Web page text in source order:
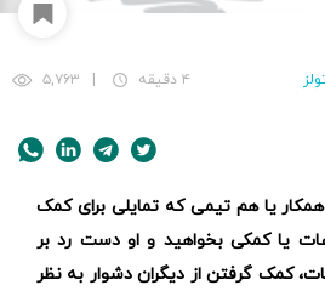
۴ دقیقه ۵,۷۶۳
یا هم تیمی که تمایلی برای کمک
یا کمکی بخواهید و او دست رد بر
کمک گرفتن از دیگران دشوار به نظر